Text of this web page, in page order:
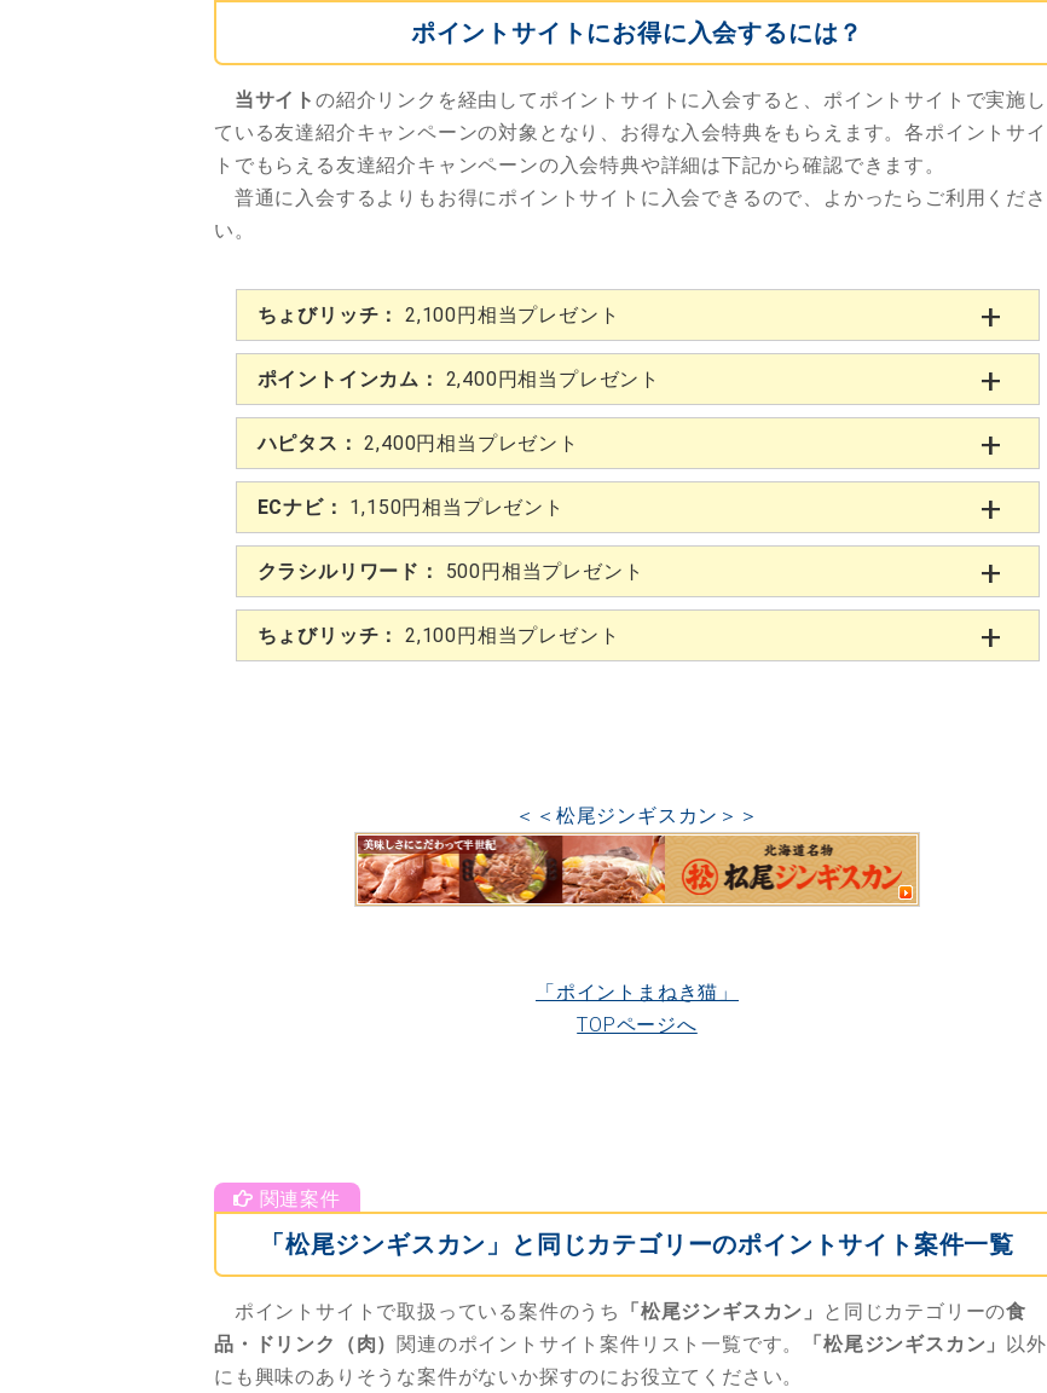
ポイントサイトにお得に入会するには？
当サイトの紹介リンクを経由してポイントサイトに入会すると、ポイントサイトで実施し
ている友達紹介キャンペーンの対象となり、お得な入会特典をもらえます。各ポイントサイ
トでもらえる友達紹介キャンペーンの入会特典や詳細は下記から確認できます。
普通に入会するよりもお得にポイントサイトに入会できるので、よかったらご利用くださ
い。
ちょびリッチ： 2,100円相当プレゼント
ポイントインカム： 2,400円相当プレゼント
ハピタス： 2,400円相当プレゼント
ECナビ： 1,150円相当プレゼント
クラシルリワード： 500円相当プレゼント
ちょびリッチ： 2,100円相当プレゼント
＜＜松尾ジンギスカン＞＞
「ポイントまねき猫」
TOPページへ
「松尾ジンギスカン」と同じカテゴリーのポイントサイト案件一覧
ポイントサイトで取扱っている案件のうち 「松尾ジンギスカン」 と同じカテゴリーの食
品・ドリンク（肉） 関連のポイントサイト案件リスト一覧です。 「松尾ジンギスカン」 以外
にも興味のありそうな案件がないか探すのにお役立てください。